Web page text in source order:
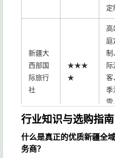
定
新疆大
西部国
际旅行
社
★★★
★
高
庭
制
际
客
季
雪
外
学
行业知识与选购指南
什么是真正的优质新疆全
务商？